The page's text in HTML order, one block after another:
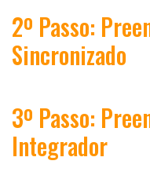
2º Passo:
Sincronizado
3º Passo:
Integrador